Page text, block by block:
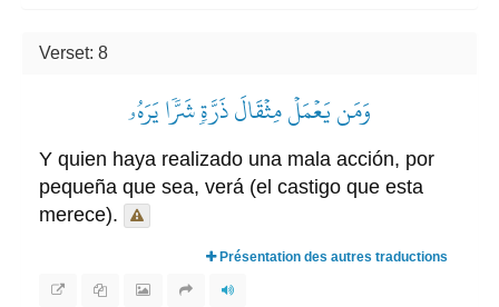
Verset: 8
وَمَن يَعۡمَلۡ مِثۡقَالَ ذَرَّةٖ شَرّٗا يَرَهُۥ
Y quien haya realizado una mala acción, por
pequeña que sea, verá (el castigo que esta
merece).
Présentation des autres traductions